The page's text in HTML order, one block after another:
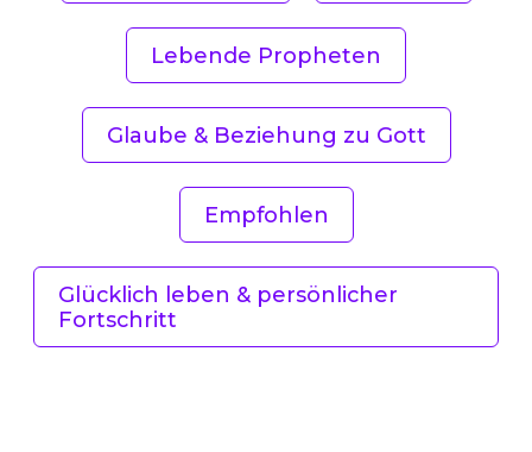
Lebende Propheten
Glaube & Beziehung zu Gott
Empfohlen
Glücklich leben & persönlicher
Fortschritt